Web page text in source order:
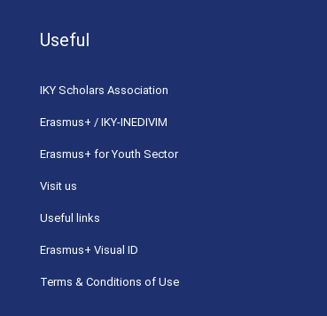
Useful
ΙΚΥ Scholars Association
Erasmus+ / IKY-INEDIVIM
Erasmus+ for Youth Sector
Visit us
Useful links
Erasmus+ Visual ID
Terms & Conditions of Use